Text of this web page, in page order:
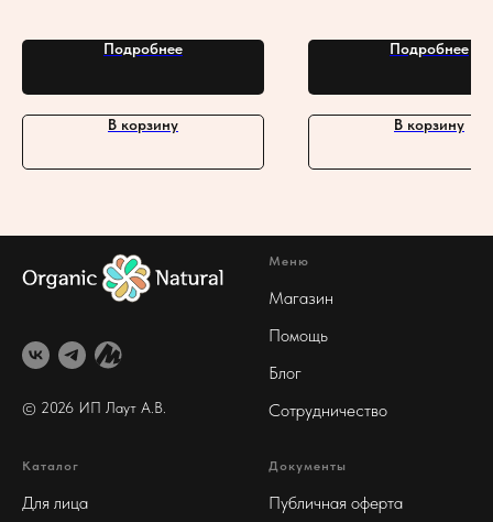
Подробнее
В корзину
Подробнее
В корзину
© 2026 ИП Лаут А.В.
Меню
Магазин
Помощь
Блог
Сотрудничество
Каталог
Для лица
Документы
Публичная оферта